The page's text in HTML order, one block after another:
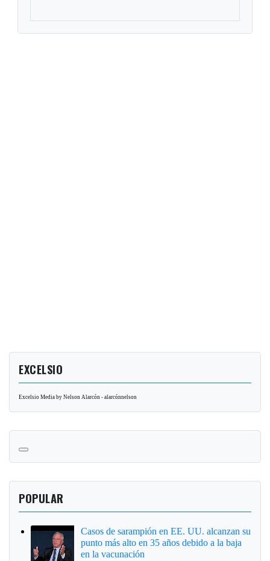
EXCELSIO
Excelsio Media by Nelson Alarcón - alarcónnelson
POPULAR
Casos de sarampión en EE. UU. alcanzan su
punto más alto en 35 años debido a la baja
en la vacunación